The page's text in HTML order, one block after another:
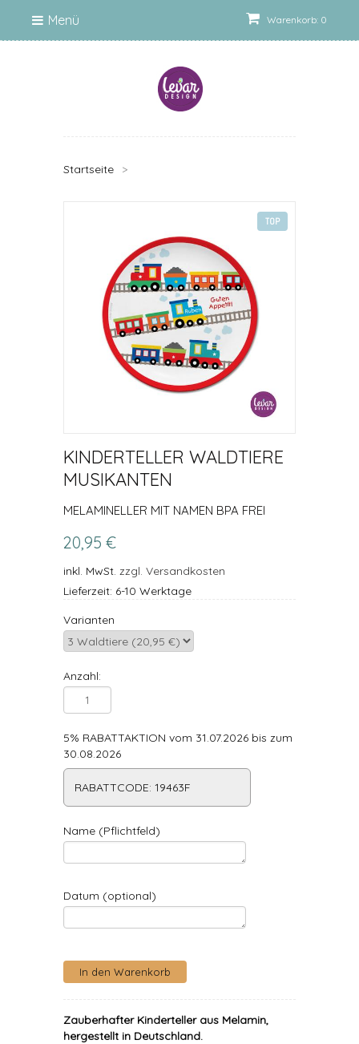
Warenkorb: 0
Menü
Startseite >
TOP
KINDERTELLER WALDTIERE
MUSIKANTEN
MELAMINELLER MIT NAMEN BPA FREI
20,95 €
inkl. MwSt. zzgl. Versandkosten
Lieferzeit: 6-10 Werktage
Varianten
Anzahl:
5% RABATTAKTION vom 31.07.2026 bis zum
30.08.2026
RABATTCODE: 19463F
Name (Pflichtfeld)
Datum (optional)
Zauberhafter Kinderteller aus Melamin,
hergestellt in Deutschland.